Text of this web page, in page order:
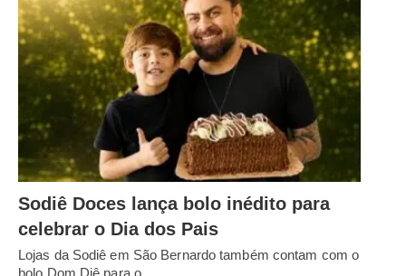
Sodiê Doces lança bolo inédito para
celebrar o Dia dos Pais
Lojas da Sodiê em São Bernardo também contam com o
bolo Dom Diê para o…